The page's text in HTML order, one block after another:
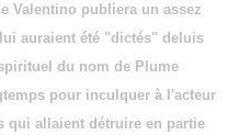
Valentino publiera un assez
auraient été "dictés" deluis
du nom de Plume
pour inculquer à l'acteur
qui allaient détruire en partie